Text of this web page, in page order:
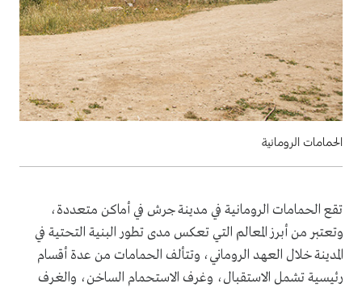
الحمامات الرومانية
تقع الحمامات الرومانية في مدينة جرش في أماكن متعددة،
وتعتبر من أبرز المعالم التي تعكس مدى تطور البنية التحتية في
المدينة خلال العهد الروماني، وتتألف الحمامات من عدة أقسام
رئيسية تشمل الاستقبال، وغرف الاستحمام الساخن، والغرف